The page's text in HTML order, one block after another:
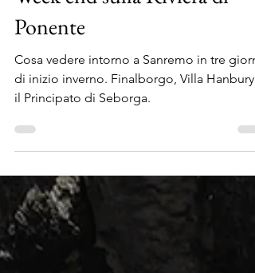
Fabio
21 dic 2022
Tempo di lettura: 4 min
Week end sulla Riviera di
Ponente
di inizio inverno. Finalborgo, Villa Hanbury
il Principato di Seborga.